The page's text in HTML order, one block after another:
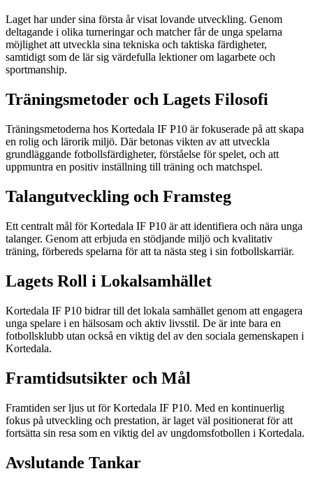
Laget har under sina första år visat lovande utveckling. Genom
deltagande i olika turneringar och matcher får de unga spelarna
möjlighet att utveckla sina tekniska och taktiska färdigheter,
samtidigt som de lär sig värdefulla lektioner om lagarbete och
sportmanship.
Träningsmetoder och Lagets Filosofi
Träningsmetoderna hos Kortedala IF P10 är fokuserade på att skapa
en rolig och lärorik miljö. Där betonas vikten av att utveckla
grundläggande fotbollsfärdigheter, förståelse för spelet, och att
uppmuntra en positiv inställning till träning och matchspel.
Talangutveckling och Framsteg
Ett centralt mål för Kortedala IF P10 är att identifiera och nära unga
talanger. Genom att erbjuda en stödjande miljö och kvalitativ
träning, förbereds spelarna för att ta nästa steg i sin fotbollskarriär.
Lagets Roll i Lokalsamhället
Kortedala IF P10 bidrar till det lokala samhället genom att engagera
unga spelare i en hälsosam och aktiv livsstil. De är inte bara en
fotbollsklubb utan också en viktig del av den sociala gemenskapen i
Kortedala.
Framtidsutsikter och Mål
Framtiden ser ljus ut för Kortedala IF P10. Med en kontinuerlig
fokus på utveckling och prestation, är laget väl positionerat för att
fortsätta sin resa som en viktig del av ungdomsfotbollen i Kortedala.
Avslutande Tankar